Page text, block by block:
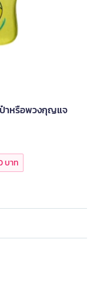
ป๋าหรือพวงกุญแจ
บาท